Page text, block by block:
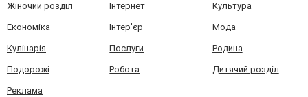
Жіночий розділ Інтернет Культура
Економіка Інтер'єр Мода
Кулінарія Послуги Родина
Подорожі Робота Дитячий розділ
Реклама